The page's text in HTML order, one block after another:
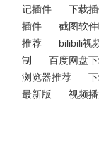
记插件
下载
插件
截图软
推荐
bilibili视
制
百度网盘
浏览器推荐
最新版
视频